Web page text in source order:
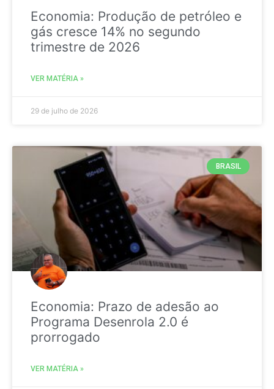
Economia: Produção de petróleo e
gás cresce 14% no segundo
trimestre de 2026
VER MATÉRIA »
29 de julho de 2026
BRASIL
Economia: Prazo de adesão ao
Programa Desenrola 2.0 é
prorrogado
VER MATÉRIA »